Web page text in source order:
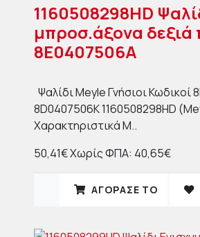
1160508298HD
μπροσ.άξονα δεξιά
8E0407506A
Ψαλίδι Meyle Γνήσιοι Κωδικοί
8D0407506K 1160508298HD
Χαρακτηριστικά Μ..
50,41€Χωρίς ΦΠΑ: 40,65€
ΑΓΟΡΑΣΈ ΤΟ